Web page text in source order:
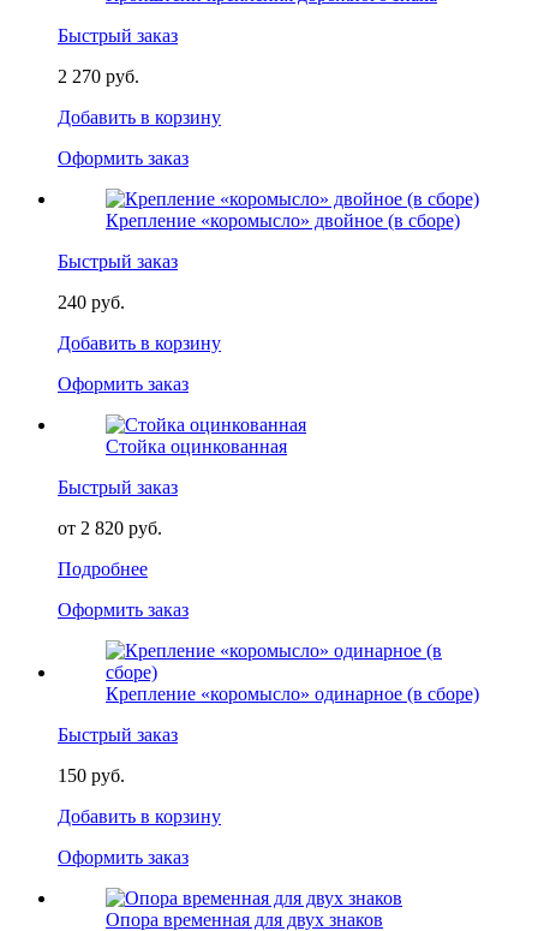
Быстрый заказ
2 270 руб.
Добавить в корзину
Оформить заказ
Крепление «коромысло» двойное (в сборе)
Быстрый заказ
240 руб.
Добавить в корзину
Оформить заказ
Стойка оцинкованная
Быстрый заказ
от 2 820 руб.
Подробнее
Оформить заказ
Крепление «коромысло» одинарное (в сборе)
Быстрый заказ
150 руб.
Добавить в корзину
Оформить заказ
Опора временная для двух знаков